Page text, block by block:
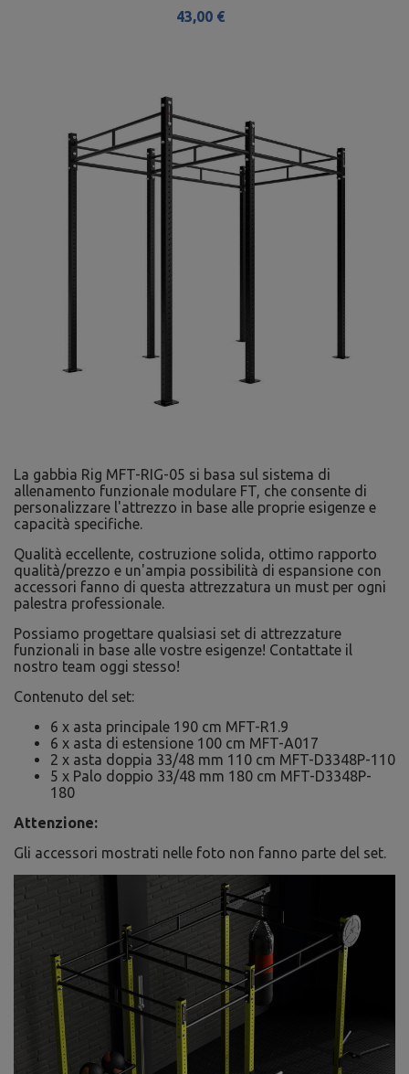
43,00 €
La gabbia Rig MFT-RIG-05 si basa sul sistema di
allenamento funzionale modulare FT, che consente di
personalizzare l'attrezzo in base alle proprie esigenze e
capacità specifiche.
Qualità eccellente, costruzione solida, ottimo rapporto
qualità/prezzo e un'ampia possibilità di espansione con
accessori fanno di questa attrezzatura un must per ogni
palestra professionale.
Possiamo progettare qualsiasi set di attrezzature
funzionali in base alle vostre esigenze! Contattate il
nostro team oggi stesso!
Contenuto del set:
6 x asta principale 190 cm MFT-R1.9
6 x asta di estensione 100 cm MFT-A017
2 x asta doppia 33/48 mm 110 cm MFT-D3348P-110
5 x Palo doppio 33/48 mm 180 cm MFT-D3348P-
180
Attenzione:
Gli accessori mostrati nelle foto non fanno parte del set.